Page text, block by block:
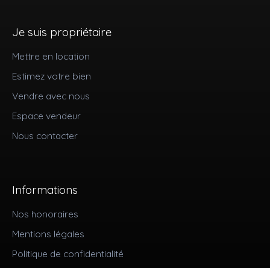
Je suis propriétaire
Mettre en location
Estimez votre bien
Vendre avec nous
Espace vendeur
Nous contacter
Informations
Nos honoraires
Mentions légales
Politique de confidentialité